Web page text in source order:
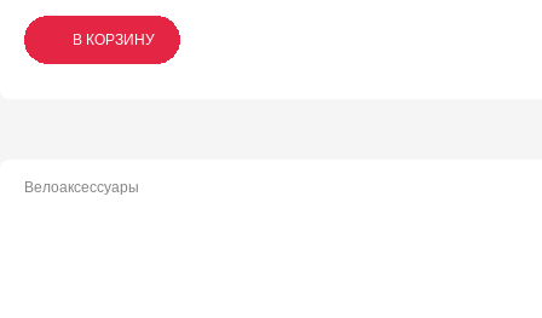
В КОРЗИНУ
В КОРЗИНУ
В КОРЗИНУ
Велоаксессуары